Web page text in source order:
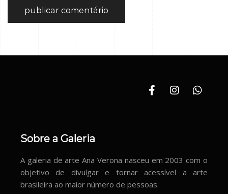
Sobre a Galeria
A galeria de arte Ana Verona nasceu em 2003 com o
objetivo de divulgar e tornar acessível a arte
brasileira ao maior número de pessoas.